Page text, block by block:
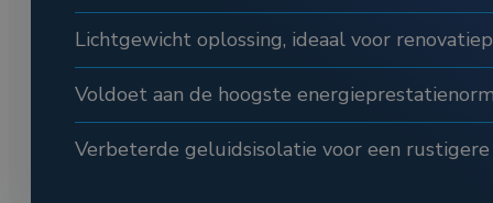
Lichtgewicht oplossing, ideaal voor
Voldoet aan de hoogste
Verbeterde geluidsisolatie voor een